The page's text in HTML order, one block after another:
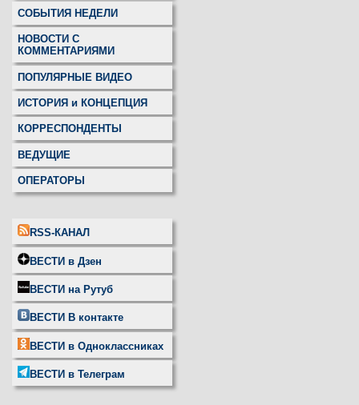
СОБЫТИЯ НЕДЕЛИ
НОВОСТИ С
КОММЕНТАРИЯМИ
ПОПУЛЯРНЫЕ ВИДЕО
ИСТОРИЯ и КОНЦЕПЦИЯ
КОРРЕСПОНДЕНТЫ
ВЕДУЩИЕ
ОПЕРАТОРЫ
RSS-КАНАЛ
ВЕСТИ в Дзен
ВЕСТИ на Рутуб
ВЕСТИ В контакте
ВЕСТИ в Одноклассниках
ВЕСТИ в Телеграм